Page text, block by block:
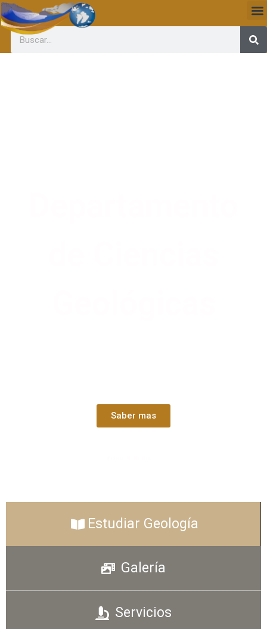
Saber mas
Estudiar Geología
Galería
Servicios